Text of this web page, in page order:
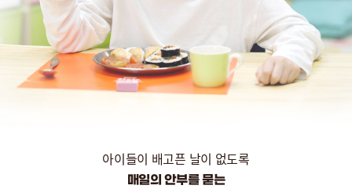
아이들이 배고픈 날이 없도록
매일의 안부를 묻는